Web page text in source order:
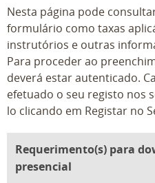
Nesta página pode
formulário como taxas
instrutórios e outras
Para proceder ao
deverá estar autenticado.
efetuado o seu registo nos
lo clicando em Registar no
Requerimento(s) para
presencial